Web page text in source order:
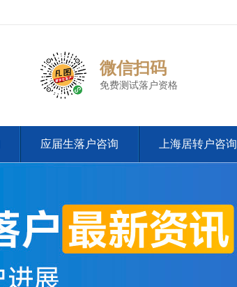
微信扫码
免费测试落户资格
应届生落户咨询 上海居转户咨询